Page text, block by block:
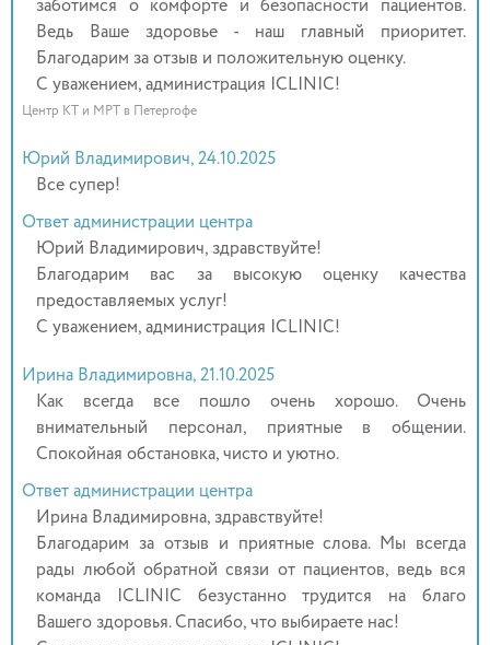
заботимся о комфорте и безопасности пациентов.
Ведь Ваше здоровье - наш главный приоритет.
Благодарим за отзыв и положительную оценку.
С уважением, администрация ICLINIC!
Центр КТ и МРТ в Петергофе
Юрий Владимирович, 24.10.2025
Все супер!
Ответ администрации центра
Юрий Владимирович, здравствуйте!
Благодарим вас за высокую оценку качества
предоставляемых услуг!
С уважением, администрация ICLINIC!
Ирина Владимировна, 21.10.2025
Как всегда все пошло очень хорошо. Очень
внимательный персонал, приятные в общении.
Спокойная обстановка, чисто и уютно.
Ответ администрации центра
Ирина Владимировна, здравствуйте!
Благодарим за отзыв и приятные слова. Мы всегда
рады любой обратной связи от пациентов, ведь вся
команда ICLINIC безустанно трудится на благо
Вашего здоровья. Спасибо, что выбираете нас!